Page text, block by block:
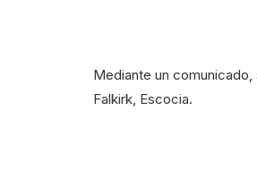
Mediante un
Falkirk, Escocia.